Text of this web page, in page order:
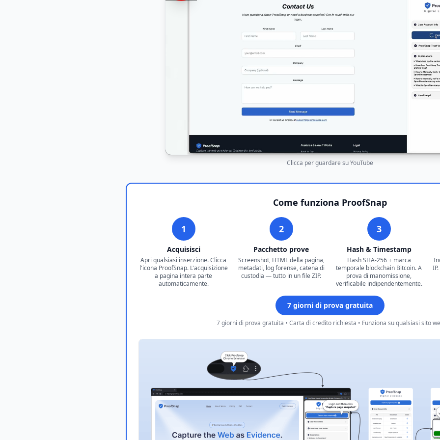
Clicca per guardare su YouTube
Come funziona ProofSnap
1
Acquisisci
Apri qualsiasi inserzione. Clicca
l'icona ProofSnap. L'acquisizione
a pagina intera parte
automaticamente.
2
Pacchetto prove
Screenshot, HTML della pagina,
metadati, log forense, catena di
custodia — tutto in un file ZIP.
3
Hash & Timestamp
Hash SHA-256 + marca
temporale blockchain Bitcoin. A
prova di manomissione,
verificabile indipendentemente.
7 giorni di prova gratuita
7 giorni di prova gratuita • Carta di credito richiesta • Funziona su qualsiasi sito